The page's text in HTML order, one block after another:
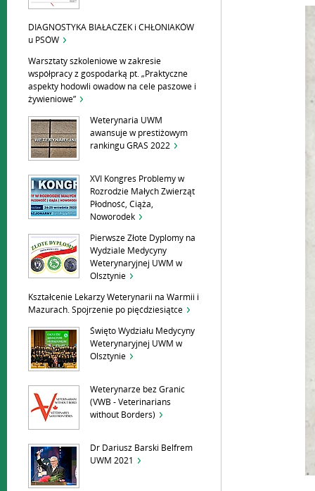
DIAGNOSTYKA BIAŁACZEK i CHŁONIAKÓW
u PSÓW
Warsztaty szkoleniowe w zakresie
współpracy z gospodarką pt. „Praktyczne
aspekty hodowli owadów na cele paszowe i
żywieniowe”
Weterynaria UWM
awansuje w prestiżowym
rankingu GRAS 2022
XVI Kongres Problemy w
Rozrodzie Małych Zwierząt
Płodność, Ciąża,
Noworodek
Pierwsze Złote Dyplomy na
Wydziale Medycyny
Weterynaryjnej UWM w
Olsztynie
Kształcenie Lekarzy Weterynarii na Warmii i
Mazurach. Spojrzenie po pięćdziesiątce
Święto Wydziału Medycyny
Weterynaryjnej UWM w
Olsztynie
Weterynarze bez Granic
(VWB - Veterinarians
without Borders)
Dr Dariusz Barski Belfrem
UWM 2021